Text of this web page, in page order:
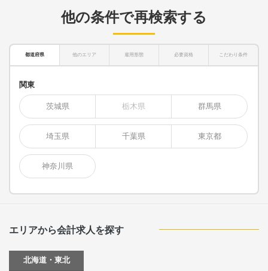
他の条件で再検索する
都道府県 他のエリア 雇用形態 必要資格 こだわり条件
関東
茨城県 栃木県 群馬県
埼玉県 千葉県 東京都
神奈川県
エリアから会計求人を探す
北海道・東北